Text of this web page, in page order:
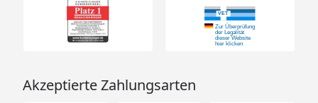
Akzeptierte Zahlungsarten